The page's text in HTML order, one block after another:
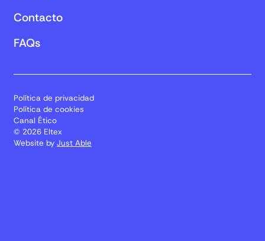
Contacto
FAQs
Política de privacidad
Política de cookies
Canal Ético
© 2026 Eltex
Website by Just Able